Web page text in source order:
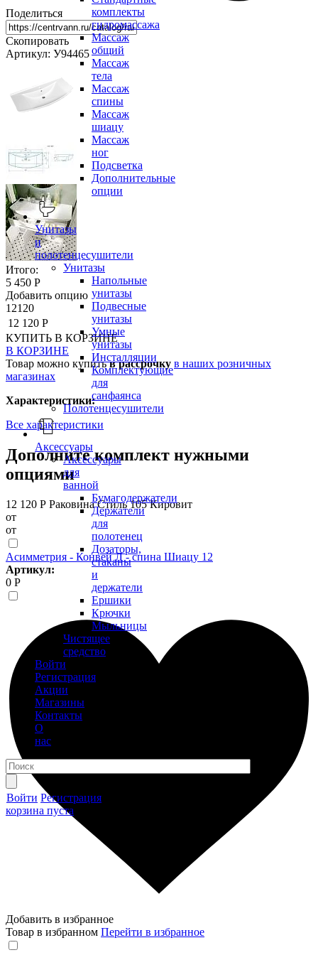
комплекты
гидромассажа
Массаж
общий
Массаж
тела
Массаж
спины
Массаж
шиацу
Массаж
ног
Подсветка
Дополнительные
опции
Унитазы
и
полотенцесушители
Унитазы
Напольные
унитазы
Подвесные
унитазы
Умные
унитазы
Инсталляции
Комплектующие
для
санфаянса
Полотенцесушители
Аксессуары
Аксессуары
для
ванной
Бумагодержатели
Держатели
для
полотенец
Дозаторы,
стаканы
и
держатели
Ершики
Крючки
Мыльницы
Чистящее
средство
Войти
Регистрация
Акции
Магазины
Контакты
О
нас
Войти Регистрация
корзина пуста
Поделиться
Скопировать
Артикул: У94465
Итого:
5 450 Р
Добавить опцию
12120
12 120 Р
КУПИТЬ В КОРЗИНЕ
В КОРЗИНЕ
Товар можно купитьв рассрочку в наших розничных
магазинах
Характеристики:
Все характеристики
Дополните комплект нужными
опциями
12 120 Р Раковина Стиль 105 Кировит
от
от
Асимметрия - Конвей Л - спина Шиацу 12
Артикул:
0 Р
Добавить в избранное
Товар в избранном Перейти в избранное